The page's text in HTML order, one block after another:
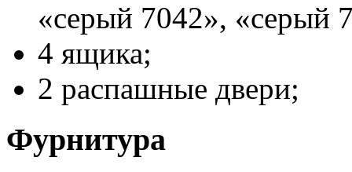
«серый 7042», «серый
4 ящика;
2 распашные двери;
Фурнитура